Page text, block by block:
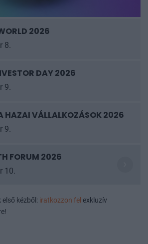
2026
8.
DAY 2026
9.
HAZAI VÁLLALKOZÁSOK 2026
9.
FORUM 2026
10.
első kézből: iratkozzon fel exkluzív